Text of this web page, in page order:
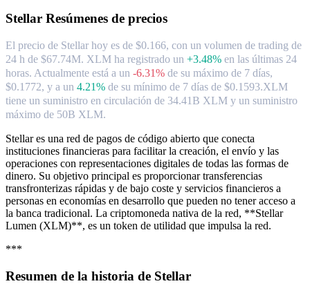
Stellar Resúmenes de precios
El precio de Stellar hoy es de $0.166, con un volumen de trading de
24 h de $67.74M. XLM ha registrado un +3.48% en las últimas 24
horas. Actualmente está a un -6.31% de su máximo de 7 días,
$0.1772, y a un 4.21% de su mínimo de 7 días de $0.1593.XLM
tiene un suministro en circulación de 34.41B XLM y un suministro
máximo de 50B XLM.
Stellar es una red de pagos de código abierto que conecta
instituciones financieras para facilitar la creación, el envío y las
operaciones con representaciones digitales de todas las formas de
dinero. Su objetivo principal es proporcionar transferencias
transfronterizas rápidas y de bajo coste y servicios financieros a
personas en economías en desarrollo que pueden no tener acceso a
la banca tradicional. La criptomoneda nativa de la red, **Stellar
Lumen (XLM)**, es un token de utilidad que impulsa la red.
***
Resumen de la historia de Stellar